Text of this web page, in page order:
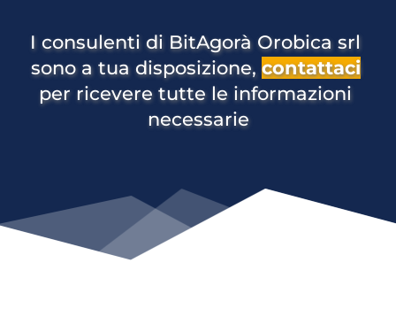
I consulenti di BitAgorà Orobica srl
sono a tua disposizione, contattaci
per ricevere tutte le informazioni
necessarie